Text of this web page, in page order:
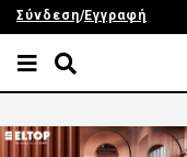
Σύνδεση/Εγγραφή